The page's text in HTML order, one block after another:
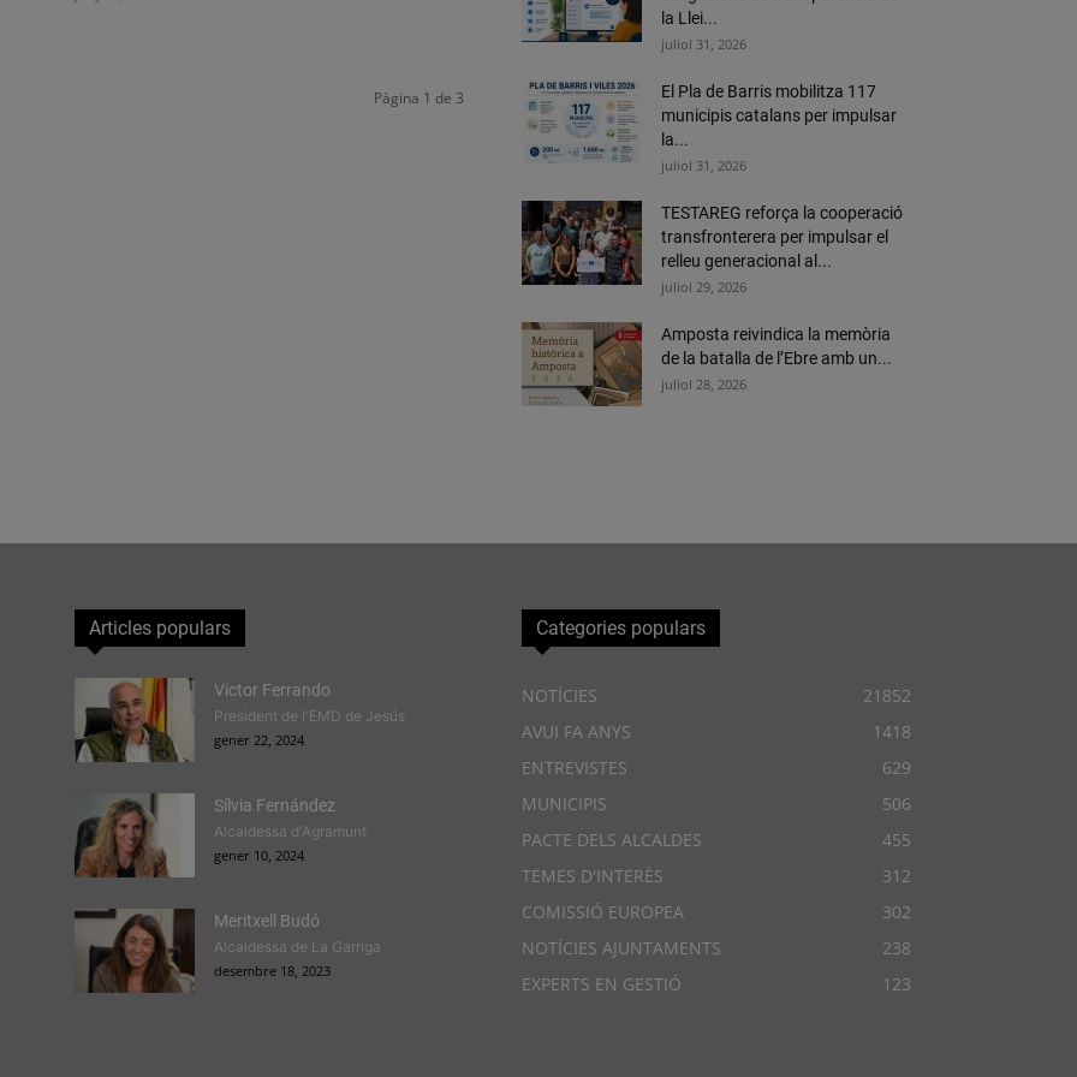
Pàgina 1 de 3
la Llei...
juliol 31, 2026
El Pla de Barris mobilitza 117
municipis catalans per impulsar
la...
juliol 31, 2026
TESTAREG reforça la cooperació
transfronterera per impulsar el
relleu generacional al...
juliol 29, 2026
Amposta reivindica la memòria
de la batalla de l’Ebre amb un...
juliol 28, 2026
Articles populars
Victor Ferrando
President de l'EMD de Jesús
gener 22, 2024
Sílvia Fernández
Alcaldessa d'Agramunt
gener 10, 2024
Meritxell Budó
Alcaldessa de La Garriga
desembre 18, 2023
Categories populars
NOTÍCIES
21852
AVUI FA ANYS
1418
ENTREVISTES
629
MUNICIPIS
506
PACTE DELS ALCALDES
455
TEMES D'INTERÈS
312
COMISSIÓ EUROPEA
302
NOTÍCIES AJUNTAMENTS
238
EXPERTS EN GESTIÓ
123